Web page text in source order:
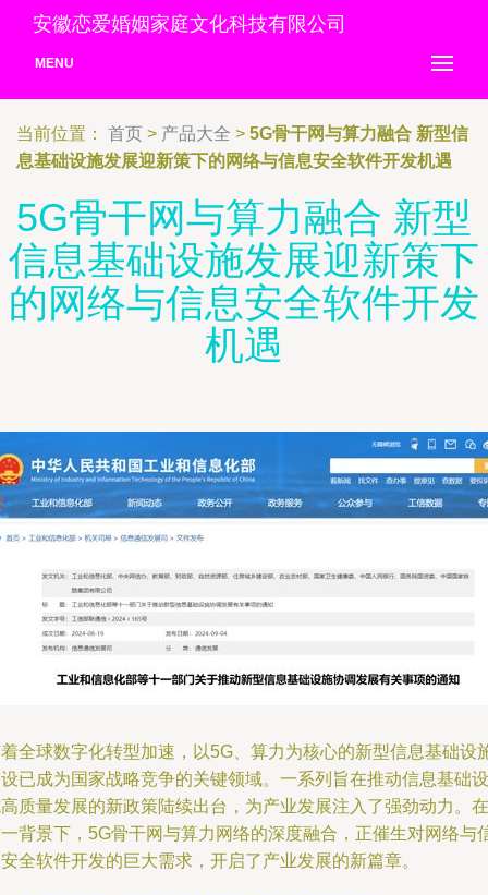
安徽恋爱婚姻家庭文化科技有限公司
MENU
当前位置： 首页 > 产品大全 > 5G骨干网与算力融合 新型信
息基础设施发展迎新策下的网络与信息安全软件开发机遇
5G骨干网与算力融合 新型
信息基础设施发展迎新策下
的网络与信息安全软件开发
机遇
全球数字化转型加速，以5G、算力为核心的新型信息基础设
已成为国家战略竞争的关键领域。一系列旨在推动信息基础设
质量发展的新政策陆续出台，为产业发展注入了强劲动力。在
背景下，5G骨干网与算力网络的深度融合，正催生对网络与
全软件开发的巨大需求，开启了产业发展的新篇章。